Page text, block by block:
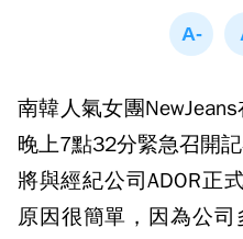
南韓人氣女團
晚上7點32分緊急召開
將與經紀公司ADOR正
原因很簡單，因為公